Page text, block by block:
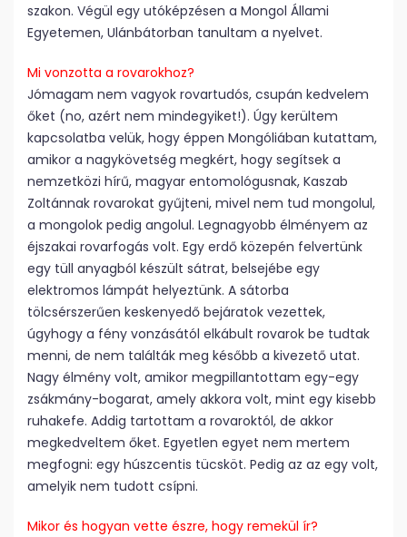
szakon. Végül egy utóképzésen a Mongol Állami
Egyetemen, Ulánbátorban tanultam a nyelvet.
Mi vonzotta a rovarokhoz?
Jómagam nem vagyok rovartudós, csupán kedvelem
őket (no, azért nem mindegyiket!). Úgy kerültem
kapcsolatba velük, hogy éppen Mongóliában kutattam,
amikor a nagykövetség megkért, hogy segítsek a
nemzetközi hírű, magyar entomológusnak, Kaszab
Zoltánnak rovarokat gyűjteni, mivel nem tud mongolul,
a mongolok pedig angolul. Legnagyobb élményem az
éjszakai rovarfogás volt. Egy erdő közepén felvertünk
egy tüll anyagból készült sátrat, belsejébe egy
elektromos lámpát helyeztünk. A sátorba
tölcsérszerűen keskenyedő bejáratok vezettek,
úgyhogy a fény vonzásától elkábult rovarok be tudtak
menni, de nem találták meg később a kivezető utat.
Nagy élmény volt, amikor megpillantottam egy-egy
zsákmány-bogarat, amely akkora volt, mint egy kisebb
ruhakefe. Addig tartottam a rovaroktól, de akkor
megkedveltem őket. Egyetlen egyet nem mertem
megfogni: egy húszcentis tücsköt. Pedig az az egy volt,
amelyik nem tudott csípni.
Mikor és hogyan vette észre, hogy remekül ír?